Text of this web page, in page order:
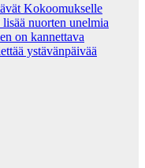
Kokoomukselle
nuorten unelmia
on kannettava
ystävänpäivää